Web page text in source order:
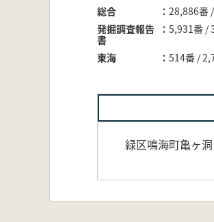
総合
28,886番
発掘調査報告
書
5,931番 /
東海 514番 /
緑区鳴海町亀ヶ洞